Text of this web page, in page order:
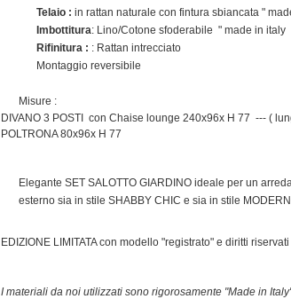
Telaio : in rattan naturale con fintura sbiancata "
Imbottitura: Lino/Cotone sfoderabile " made in italy
Rifinitura : : Rattan intrecciato
Montaggio reversibile
Misure :
DIVANO 3 POSTI con Chaise lounge 240x96x H 77 --- (
POLTRONA 80x96x H 77
Elegante SET SALOTTO GIARDINO ideale per un
esterno sia in stile SHABBY CHIC e sia in stile
EDIZIONE LIMITATA con modello "registrato" e diritti
I materiali da noi utilizzati sono rigorosamente "Made in